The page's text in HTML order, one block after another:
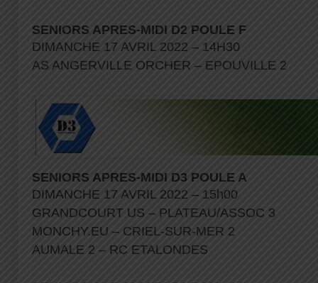
SENIORS APRES-MIDI D2 POULE F
DIMANCHE 17 AVRIL 2022 – 14H30
AS ANGERVILLE ORCHER – EPOUVILLE 2
SENIORS APRES-MIDI D3 POULE A
DIMANCHE 17 AVRIL 2022 – 15h00
GRANDCOURT US – PLATEAU/ASSOC 3
MONCHY.EU – CRIEL-SUR-MER 2
AUMALE 2 – RC ETALONDES